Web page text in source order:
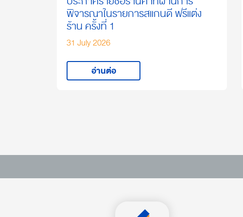
พิจารณาในรายการสแกนดี ฟรีแต่ง
ร้าน ครั้งที่ 1
31 July 2026
อ่านต่อ